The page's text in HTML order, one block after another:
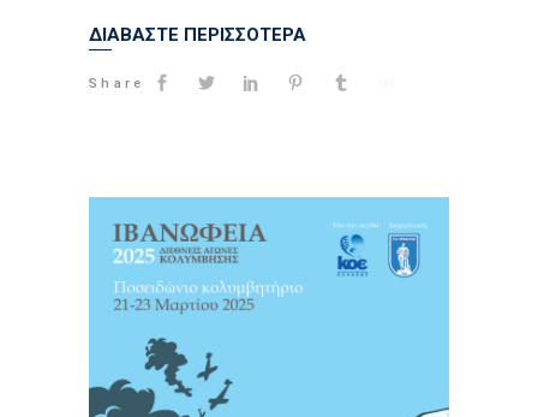
ΔΙΑΒΑΣΤΕ ΠΕΡΙΣΣΟΤΕΡΑ
Share